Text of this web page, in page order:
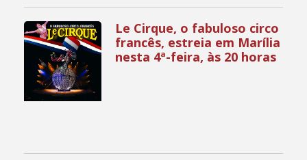
Le Cirque, o fabuloso circo
francês, estreia em Marília
nesta 4ª-feira, às 20 horas